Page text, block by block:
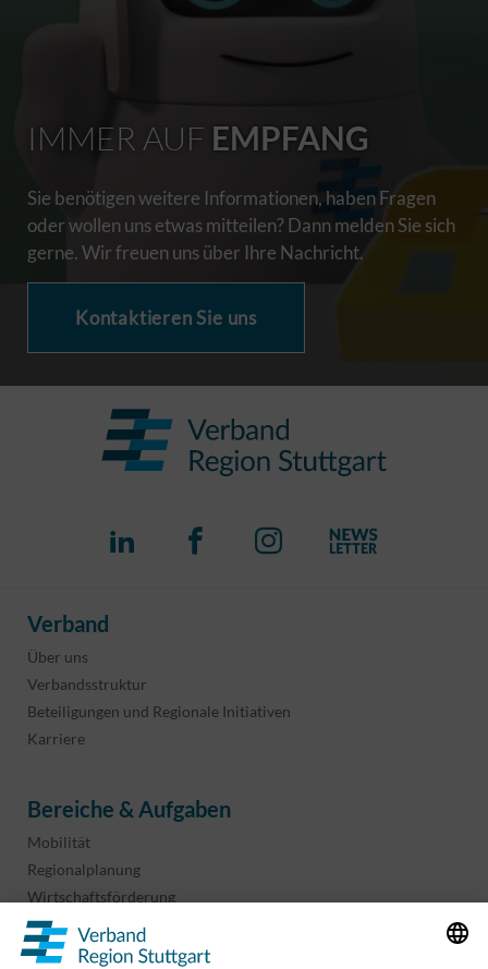
IMMER AUF EMPFANG
Sie benötigen weitere Informationen, haben Fragen
oder wollen uns etwas mitteilen? Dann melden Sie sich
gerne. Wir freuen uns über Ihre Nachricht.
Kontaktieren Sie uns
Verband
Über uns
Verbandsstruktur
Beteiligungen und Regionale Initiativen
Karriere
Bereiche & Aufgaben
Mobilität
Regionalplanung
Wirtschaftsförderung
Sport und Kultur